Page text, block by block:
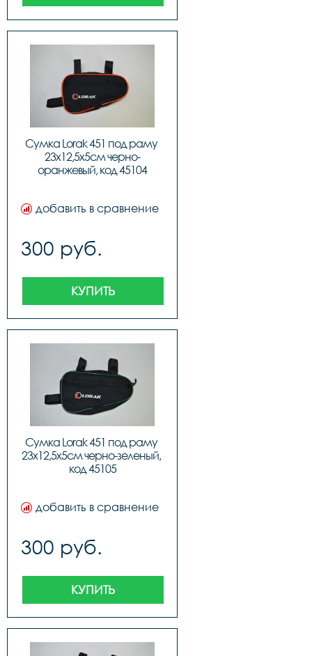
Сумка Lorak 451 под раму
23х12,5х5см черно-
оранжевый, код 45104
добавить в сравнение
300 руб.
КУПИТЬ
Сумка Lorak 451 под раму
23х12,5х5см черно-зеленый,
код 45105
добавить в сравнение
300 руб.
КУПИТЬ